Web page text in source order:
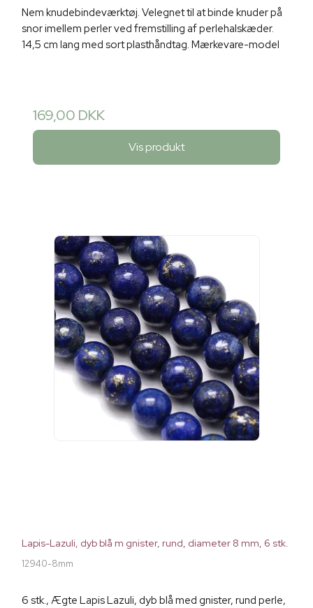
Nem knudebindeværktøj. Velegnet til at binde knuder på
snor imellem perler ved fremstilling af perlehalskæder.
14,5 cm lang med sort plasthåndtag. Mærkevare-model
169,00 DKK
Vis produkt
Lapis-Lazuli, dyb blå m gnister, rund, diameter 8 mm, 6 stk.
12940-8mm
6 stk., Ægte Lapis Lazuli, dyb blå med gnister, rund perle,